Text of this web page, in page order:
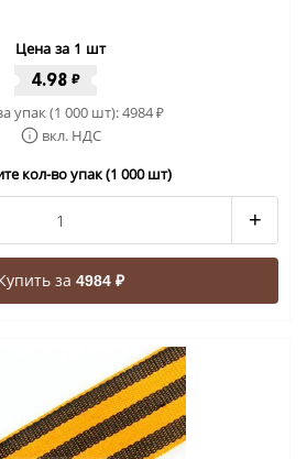
Цена за 1 шт
4.98 ₽
упак (1 000 шт):4984₽
вкл. НДС
кол-во упак (1 000 шт)
+
за 4984 ₽